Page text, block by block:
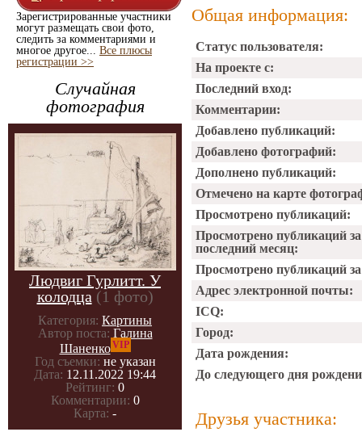
Зарегистрированные участники
могут размещать свои фото,
следить за комментариями и
многое другое... Все плюсы
регистрации >>
Случайная
фотография
Людвиг Гурлитт. У
колодца (1 фото)
Категория: Картины
Автор поста: Галина
ШаненкоVIP
Год съемки: не указан
Дата: 12.11.2022 19:44
Рейтинг: 0
Комментарии: 0
Карта: -
Общая информация:
Статус пользователя:
На проекте с:
Последний вход:
Комментарии:
Добавлено публикаций:
Добавлено фотографий:
Дополнено публикаций:
Отмечено на карте
Просмотрено публикаций:
Просмотрено публикаций за
последний месяц:
Просмотрено публикаций за
Адрес электронной почты:
ICQ:
Город:
Дата рождения:
До следующего дня
Друзья участника: